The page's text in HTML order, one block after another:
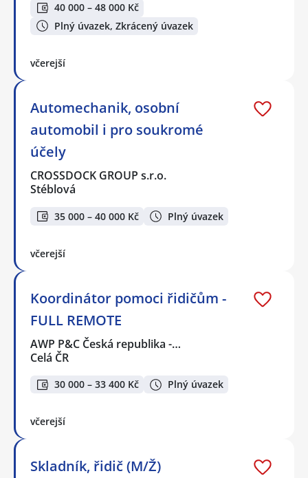
40 000 – 48 000 Kč
Plný úvazek, Zkrácený úvazek
včerejší
Automechanik, osobní
automobil i pro soukromé
účely
CROSSDOCK GROUP s.r.o.
Stéblová
35 000 – 40 000 Kč Plný úvazek
včerejší
Koordinátor pomoci řidičům -
FULL REMOTE
AWP P&C Česká republika -…
Celá ČR
30 000 – 33 400 Kč Plný úvazek
včerejší
Skladník, řidič (M/Ž)